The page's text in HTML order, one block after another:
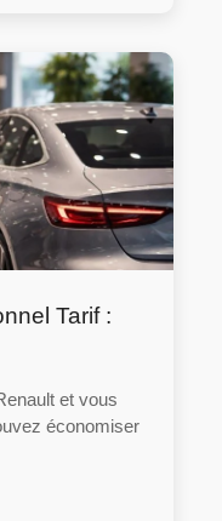
Tarif :
et vous
économiser